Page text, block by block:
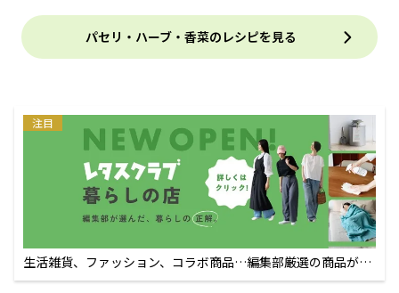
パセリ・ハーブ・香菜のレシピを見る
注目
生活雑貨、ファッション、コラボ商品…編集部厳選の商品が買
えるECサイト